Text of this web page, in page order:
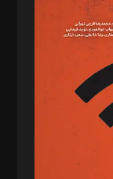
سروش کرمیان،
فتحی